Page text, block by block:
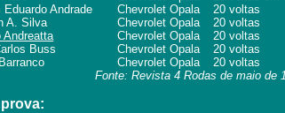
Eduardo Andrade Chevrolet Opala
20 voltas
A. Silva Chevrolet Opala
20 voltas
Andreatta Chevrolet Opala
20 voltas
Buss Chevrolet Opala
20 voltas
Chevrolet Opala
20 voltas
Fonte: Revista 4 Rodas de maio de